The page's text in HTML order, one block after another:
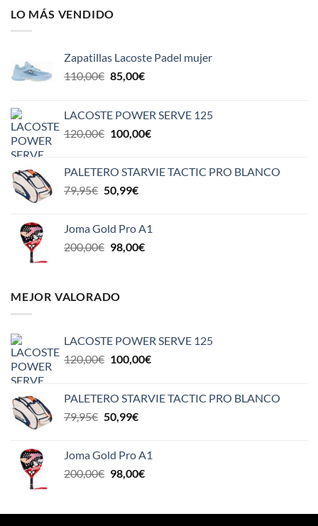
era:
79,95€.
LO MÁS VENDIDO
Zapatillas Lacoste Padel mujer
110,00€ El
era:
110,00€.
85,00€El
es:
85,00€.
LACOSTE POWER SERVE 125
120,00€ El
era:
120,00€.
100,00€El
es:
PALETERO STARVIE TACTIC PRO BLANCO
79,95€ El
era:
79,95€.
50,99€El
es:
50,99€.
Joma Gold Pro A1
200,00€ El
era:
200,00€.
98,00€El
MEJOR VALORADO
LACOSTE POWER SERVE 125
120,00€ El
era:
120,00€.
100,00€El
es:
PALETERO STARVIE TACTIC PRO BLANCO
79,95€ El
era:
79,95€.
50,99€El
es:
50,99€.
Joma Gold Pro A1
200,00€ El
era:
98,00€El
es: